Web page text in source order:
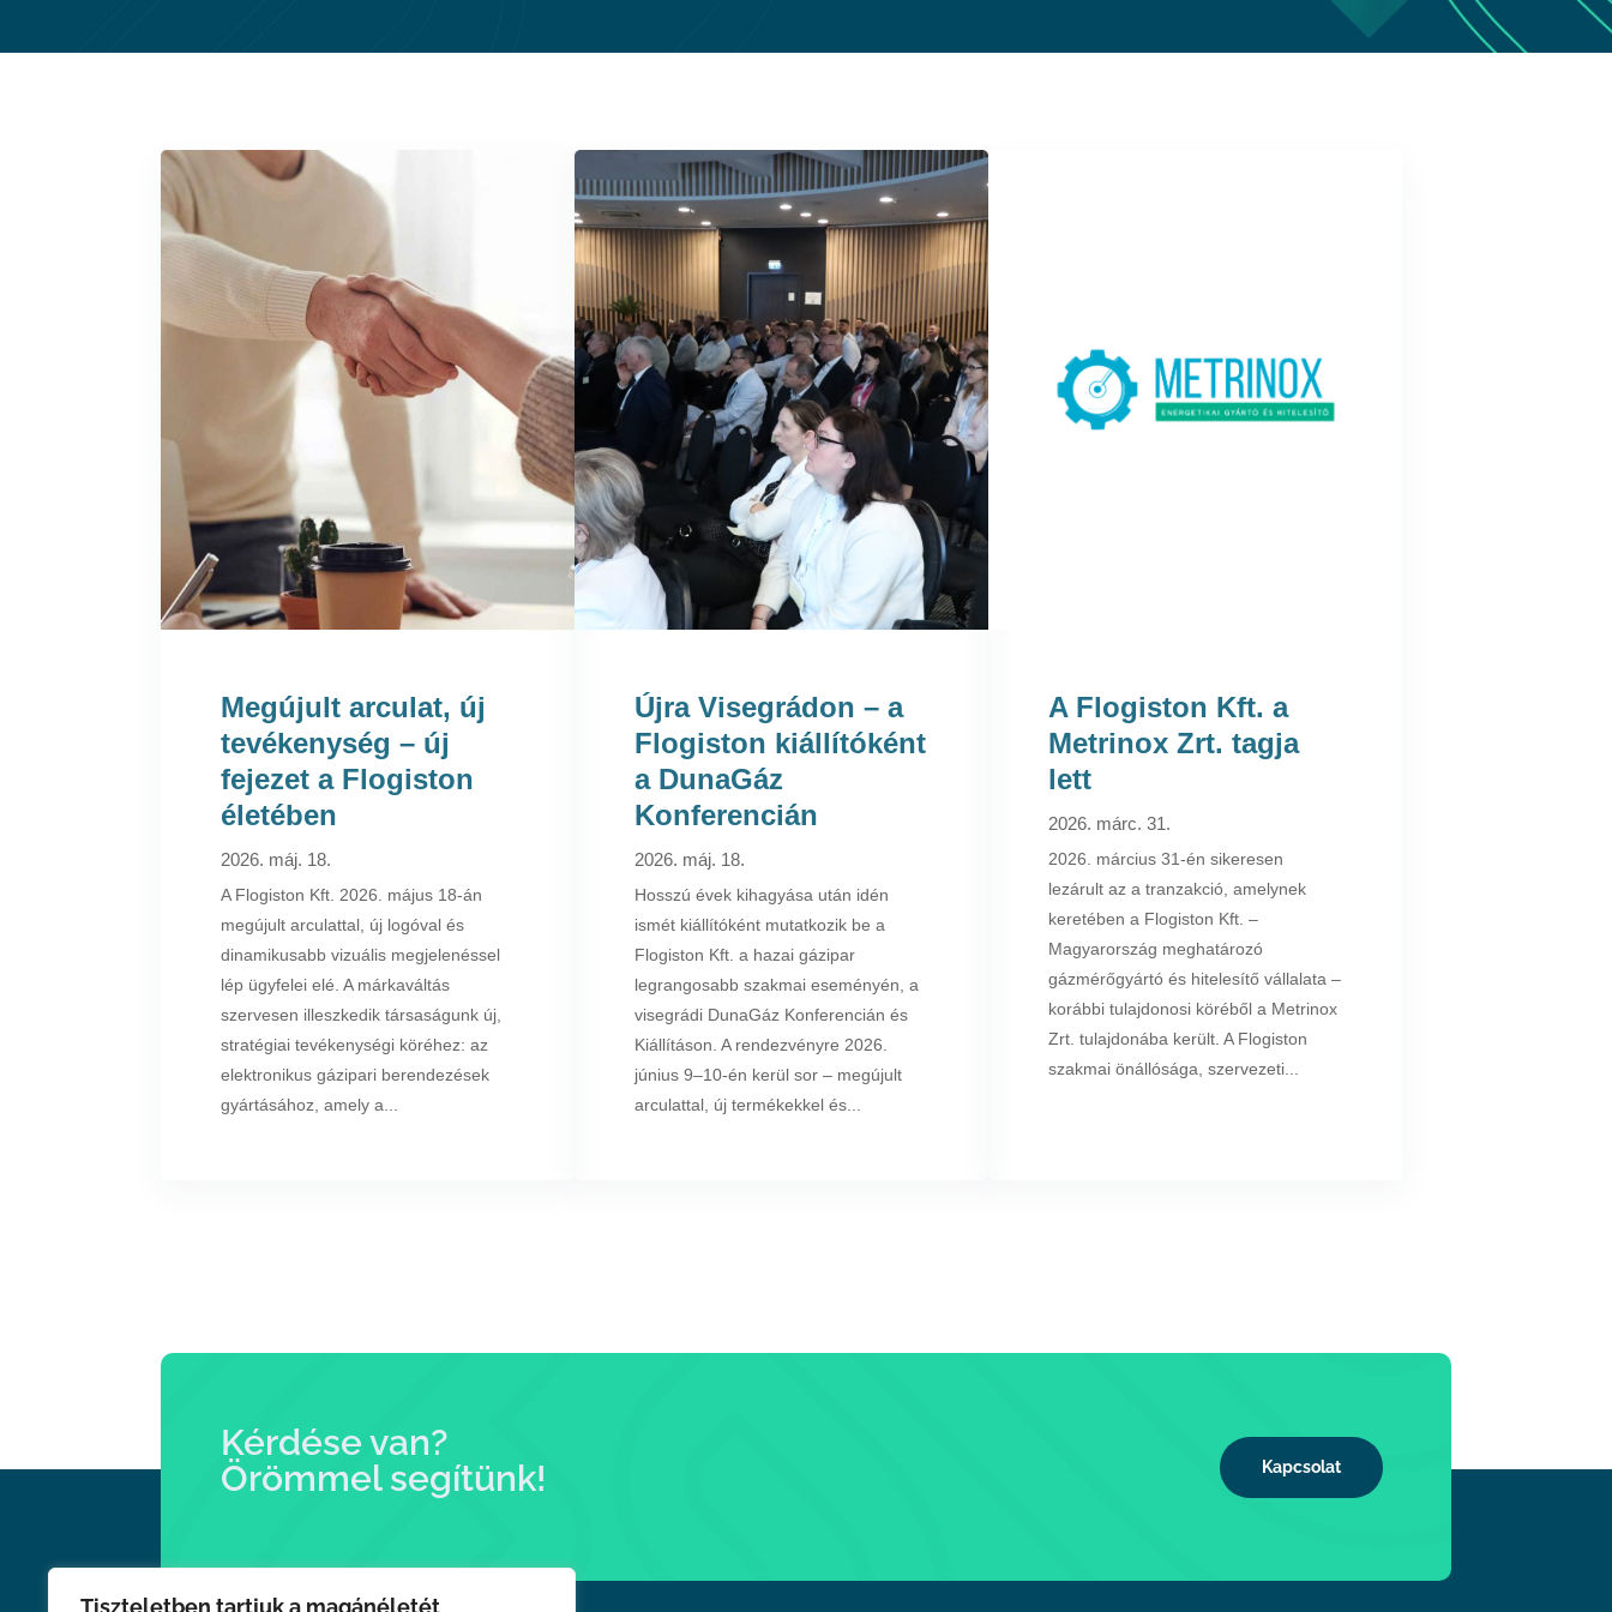
Tiszteletben tartjuk a magánéletét
Megújult arculat, új
tevékenység – új
fejezet a Flogiston
életében
2026. máj. 18.
A Flogiston Kft. 2026. május 18-án
megújult arculattal, új logóval és
dinamikusabb vizuális megjelenéssel
lép ügyfelei elé. A márkaváltás
szervesen illeszkedik társaságunk új,
stratégiai tevékenységi köréhez: az
elektronikus gázipari berendezések
gyártásához, amely a...
Újra Visegrádon – a
Flogiston kiállítóként
a DunaGáz
Konferencián
2026. máj. 18.
Hosszú évek kihagyása után idén
ismét kiállítóként mutatkozik be a
Flogiston Kft. a hazai gázipar
legrangosabb szakmai eseményén, a
visegrádi DunaGáz Konferencián és
Kiállításon. A rendezvényre 2026.
június 9–10-én kerül sor – megújult
arculattal, új termékekkel és...
A Flogiston Kft. a
Metrinox Zrt. tagja
lett
2026. márc. 31.
2026. március 31-én sikeresen
lezárult az a tranzakció, amelynek
keretében a Flogiston Kft. –
Magyarország meghatározó
gázmérőgyártó és hitelesítő vállalata –
korábbi tulajdonosi köréből a Metrinox
Zrt. tulajdonába került. A Flogiston
szakmai önállósága, szervezeti...
Kérdése van?
Örömmel segítünk!
Kapcsolat